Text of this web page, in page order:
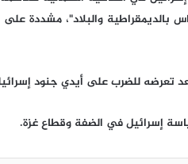
والبلاد"، مشددة
للضرب على أيدي جنود
إسرائيل في الضفة وقطاع غزة.